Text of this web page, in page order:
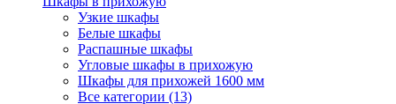
Узкие шкафы
Белые шкафы
Распашные шкафы
Угловые шкафы в прихожую
Шкафы для прихожей 1600 мм
Все категории (13)